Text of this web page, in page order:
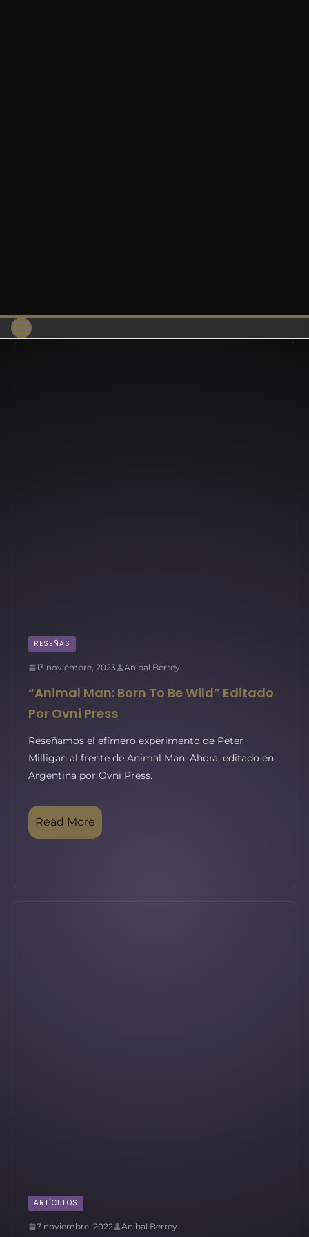
RESEÑAS
13 noviembre, 2023 Anibal Berrey
“Animal Man: Born To Be Wild” Editado
Por Ovni Press
Reseñamos el efímero experimento de Peter
Milligan al frente de Animal Man. Ahora, editado en
Argentina por Ovni Press.
Read More
ARTÍCULOS
7 noviembre, 2022 Anibal Berrey